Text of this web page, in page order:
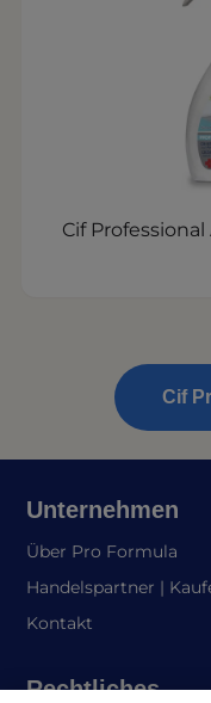
Cif
Cif
Unternehmen
Über Pro Formula
Handelspartner |
Kontakt
Rechtliches